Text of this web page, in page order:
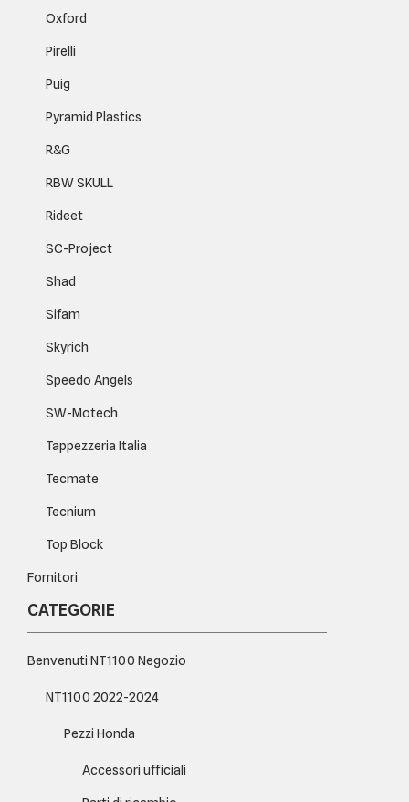
Oxford
Pirelli
Puig
Pyramid Plastics
R&G
RBW SKULL
Rideet
SC-Project
Shad
Sifam
Skyrich
Speedo Angels
SW-Motech
Tappezzeria Italia
Tecmate
Tecnium
Top Block
Fornitori
CATEGORIE
Benvenuti NT1100 Negozio
NT1100 2022-2024
Pezzi Honda
Accessori ufficiali